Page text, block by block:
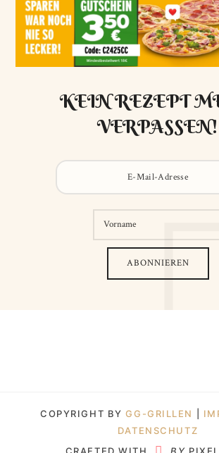
KEIN REZEPT
VERPASSEN!
COPYRIGHT BYGG-GRILLEN
DATENSCHUTZ
CRAFTED WITH
BY